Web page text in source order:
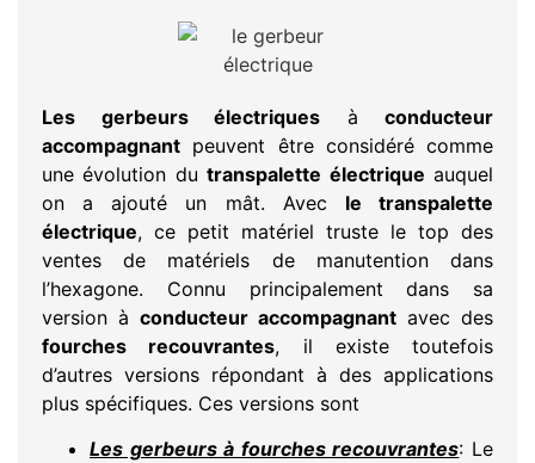
Les gerbeurs électriques à conducteur
accompagnant peuvent être considéré comme
une évolution dutranspalette électrique auquel
on a ajouté un mât. Avec le transpalette
électrique, ce petit matériel truste le top des
ventes de matériels de manutention dans
l’hexagone. Connu principalement dans sa
version à conducteur accompagnant avec des
fourches recouvrantes, il existe toutefois
d’autres versions répondant à des applications
plus spécifiques. Ces versions sont
Les gerbeurs à fourches recouvrantes: Le